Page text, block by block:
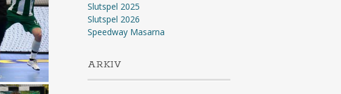
Slutspel 2025
Slutspel 2026
Speedway Masarna
ARKIV